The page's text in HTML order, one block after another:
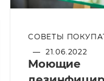
СОВЕТЫ
— 21.06.2022
Моющие